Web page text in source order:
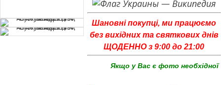
Шановні покупці, ми працюємо
без вихідних та святкових днів
ЩОДЕННО з 9:00 до 21:00
Якщо у Вас є фото необхідної